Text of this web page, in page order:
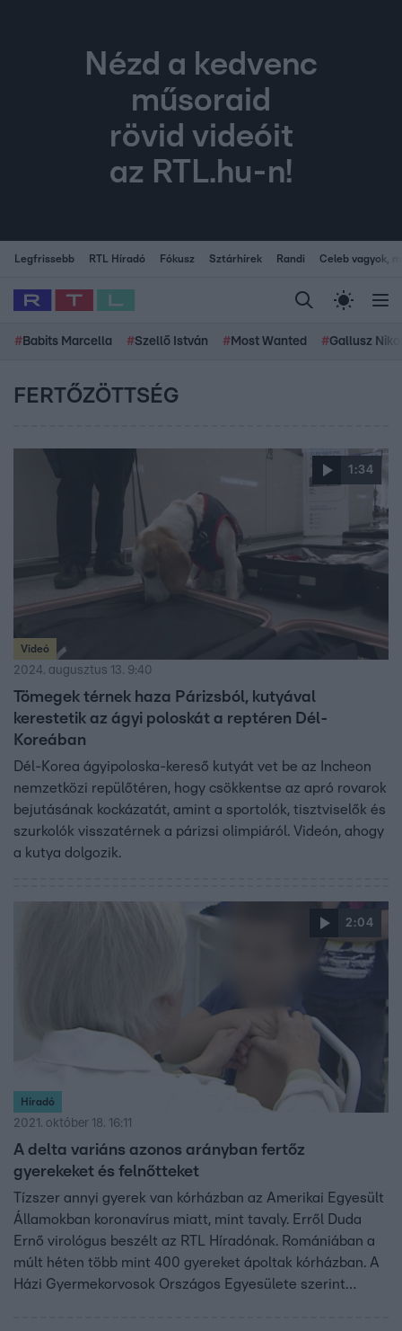
Nézd a kedvenc
műsoraid
rövid videóit
az RTL.hu-n!
Legfrissebb RTL Híradó Fókusz Sztárhírek Randi Celeb vagyok,
# Babits Marcella #Szellő István # Most Wanted #Gallusz
FERTŐZÖTTSÉG
1:34
Videó
2024. augusztus 13. 9:40
Tömegek térnek haza Párizsból, kutyával
kerestetik az ágyi poloskát a reptéren Dél-
Koreában
Dél-Korea ágyipoloska-kereső kutyát vet be az Incheon
nemzetközi repülőtéren, hogy csökkentse az apró rovarok
bejutásának kockázatát, amint a sportolók, tisztviselők és
szurkolók visszatérnek a párizsi olimpiáról. Videón, ahogy
a kutya dolgozik.
2:04
Híradó
2021. október 18. 16:11
A delta variáns azonos arányban fertőz
gyerekeket és felnőtteket
Tízszer annyi gyerek van kórházban az Amerikai Egyesült
Államokban koronavírus miatt, mint tavaly. Erről Duda
Ernő virológus beszélt az RTL Híradónak. Romániában a
múlt héten több mint 400 gyereket ápoltak kórházban. A
Házi Gyermekorvosok Országos Egyesülete szerint